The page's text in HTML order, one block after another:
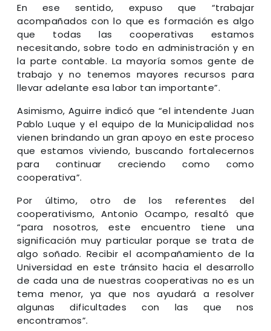
En ese sentido, expuso que “trabajar
acompañados con lo que es formación es algo
que todas las cooperativas estamos
necesitando, sobre todo en administración y en
la parte contable. La mayoría somos gente de
trabajo y no tenemos mayores recursos para
llevar adelante esa labor tan importante”.
Asimismo, Aguirre indicó que “el intendente Juan
Pablo Luque y el equipo de la Municipalidad nos
vienen brindando un gran apoyo en este proceso
que estamos viviendo, buscando fortalecernos
para continuar creciendo como como
cooperativa”.
Por último, otro de los referentes del
cooperativismo, Antonio Ocampo, resaltó que
“para nosotros, este encuentro tiene una
significación muy particular porque se trata de
algo soñado. Recibir el acompañamiento de la
Universidad en este tránsito hacia el desarrollo
de cada una de nuestras cooperativas no es un
tema menor, ya que nos ayudará a resolver
algunas dificultades con las que nos
encontramos”.